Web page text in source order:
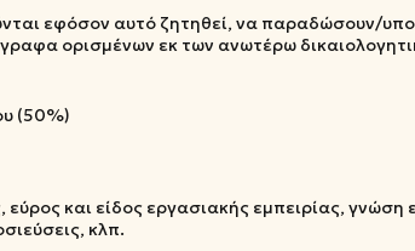
εφόσον αυτό ζητηθεί, να παραδώσουν/
ορισμένων εκ των ανωτέρω
(50%)
και είδος εργασιακής εμπειρίας,
κλπ.